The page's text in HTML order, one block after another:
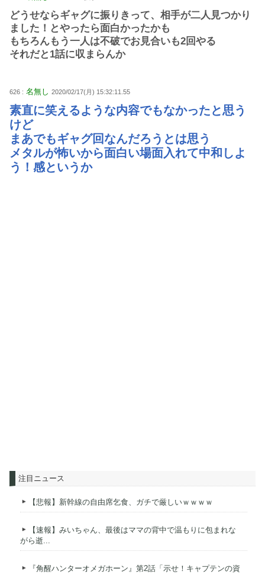
どうせならギャグに振りきって、相手が二人見つかり
ました！とやったら面白かったかも
もちろんもう一人は不破でお見合いも2回やる
それだと1話に収まらんか
626 : 名無し 2020/02/17(月) 15:32:11.55
素直に笑えるような内容でもなかったと思う
けど
まあでもギャグ回なんだろうとは思う
メタルが怖いから面白い場面入れて中和しよ
う！感というか
注目ニュース
【悲報】新幹線の自由席乞食、ガチで厳しいｗｗｗｗ
【速報】みいちゃん、最後はママの背中で温もりに包まれな
がら逝...
『角醒ハンターオメガホーン』第2話「示せ！キャプテンの資